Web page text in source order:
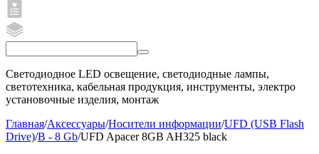
Светодиодное LED освещение, светодиодные лампы,
светотехника, кабельная продукция, инструменты, электро
установочные изделия, монтаж
Главная/Аксессуары/Носители информации/UFD (USB Flash
Drive)/B - 8 Gb/UFD Apacer 8GB AH325 black